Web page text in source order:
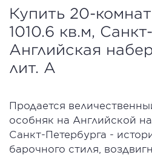
Купить 20-
1010.6 кв.м,
Английская
лит. А
Продается
особняк на Английской
Санкт-Петербурга -
барочного стиля,